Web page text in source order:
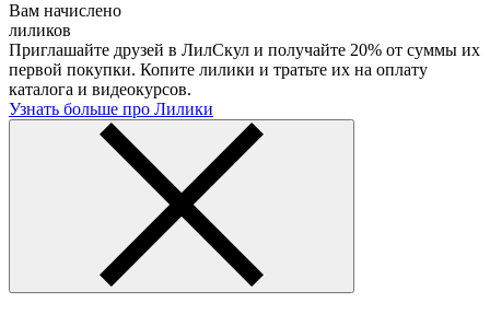
Вам начислено
лиликов
Приглашайте друзей в ЛилСкул и получайте 20% от суммы их
первой покупки. Копите лилики и тратьте их на оплату
каталога и видеокурсов.
Узнать больше про Лилики